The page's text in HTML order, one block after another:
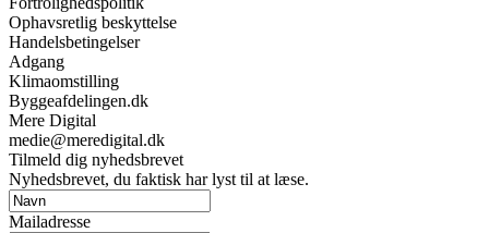
Ophavsretlig beskyttelse
Handelsbetingelser
Adgang
Klimaomstilling
Byggeafdelingen.dk
Mere Digital
medie@meredigital.dk
Tilmeld dig nyhedsbrevet
Nyhedsbrevet, du faktisk har lyst til at læse.
Mailadresse